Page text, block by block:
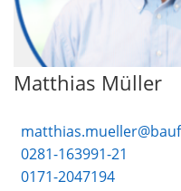
Matthias Müller
0281-163991-21
0171-2047194